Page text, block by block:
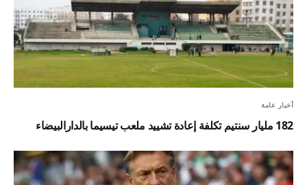
أخبار عامة
182 مليار سنتيم تكلفة إعادة تشييد ملعب تيسيما بالدارالبيضاء